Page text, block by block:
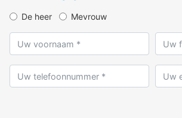
De heer Mevrouw